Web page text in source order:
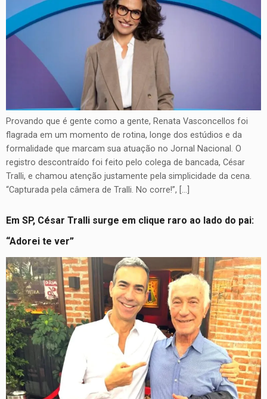
Provando que é gente como a gente, Renata Vasconcellos foi
flagrada em um momento de rotina, longe dos estúdios e da
formalidade que marcam sua atuação no Jornal Nacional. O
registro descontraído foi feito pelo colega de bancada, César
Tralli, e chamou atenção justamente pela simplicidade da cena.
“Capturada pela câmera de Tralli. No corre!”, […]
Em SP, César Tralli surge em clique raro ao lado do pai:
“Adorei te ver”